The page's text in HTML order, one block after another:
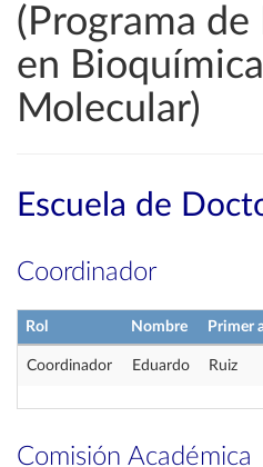
(Programa
en
Molecular)
Escuela de
Coordinador
Rol Nombre Primer
Coordinador Eduardo Ruiz
Comisión Académica